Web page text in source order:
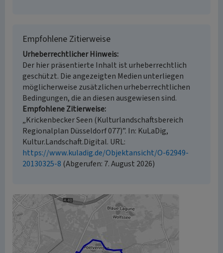
Empfohlene Zitierweise
Urheberrechtlicher Hinweis
Der hier präsentierte Inhalt ist urheberrechtlich
geschützt. Die angezeigten Medien unterliegen
möglicherweise zusätzlichen urheberrechtlichen
Bedingungen, die an diesen ausgewiesen sind.
Empfohlene Zitierweise
„Krickenbecker Seen (Kulturlandschaftsbereich
Regionalplan Düsseldorf 077)”. In: KuLaDig,
Kultur.Landschaft.Digital. URL:
https://www.kuladig.de/Objektansicht/O-62949-
20130325-8 (Abgerufen: 7. August 2026)